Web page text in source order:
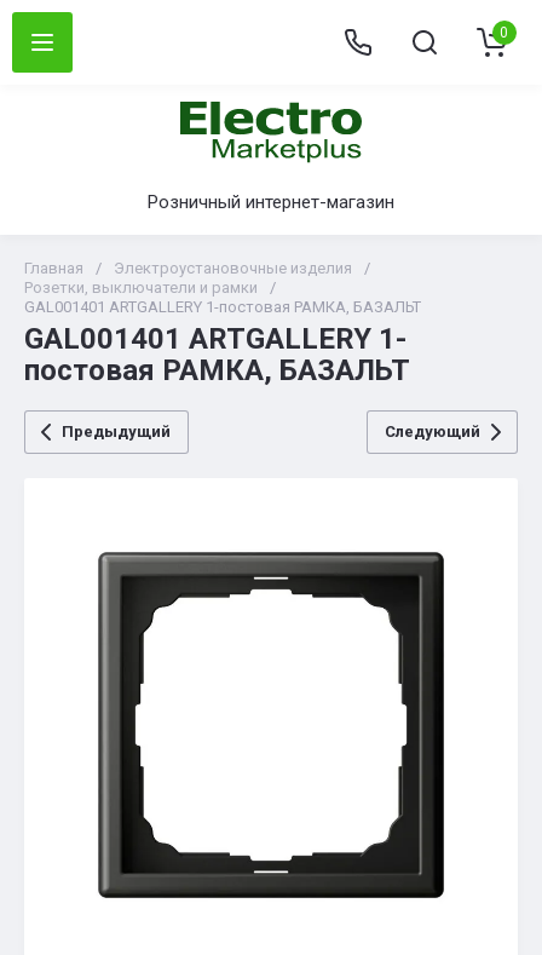
Розничный интернет-магазин
0
Главная / Электроустановочные изделия
/
Розетки, выключатели и рамки
/
GAL001401 ARTGALLERY 1-постовая РАМКА, БАЗАЛЬТ
GAL001401 ARTGALLERY 1-
постовая РАМКА, БАЗАЛЬТ
Предыдущий Следующий